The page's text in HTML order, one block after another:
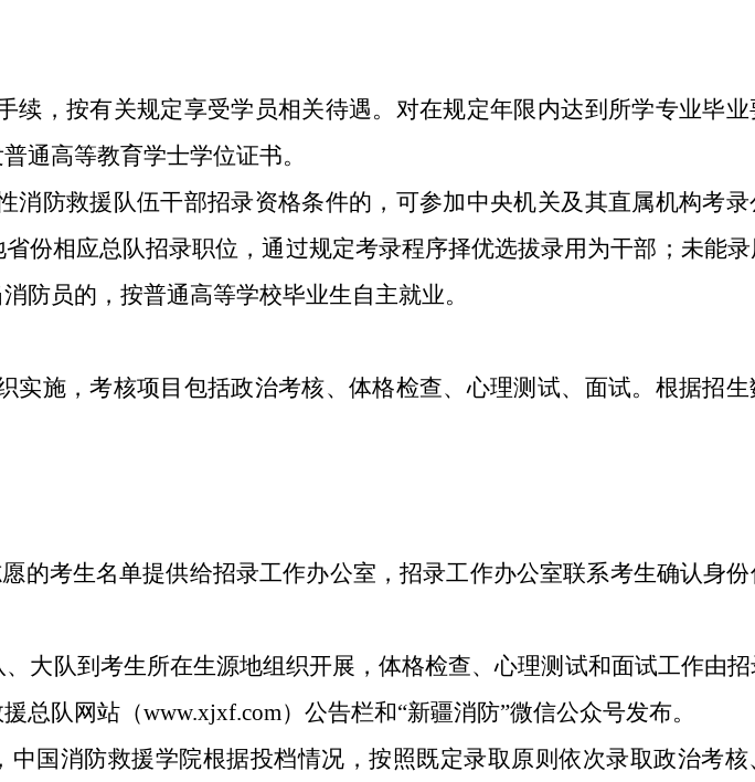
，按有关规定享受学员相关待遇。对在规定年限内达到所学专业毕
通高等教育学士学位证书。
防救援队伍干部招录资格条件的，可参加中央机关及其直属机构考
份相应总队招录职位，通过规定考录程序择优选拔录用为干部；未能
防员的，按普通高等学校毕业生自主就业。
施，考核项目包括政治考核、体格检查、心理测试、面试。根据招
的考生名单提供给招录工作办公室，招录工作办公室联系考生确认身
大队到考生所在生源地组织开展，体格检查、心理测试和面试工作由
队网站（www.xjxf.com）公告栏和“新疆消防”微信公众号发布。
国消防救援学院根据投档情况，按照既定录取原则依次录取政治考